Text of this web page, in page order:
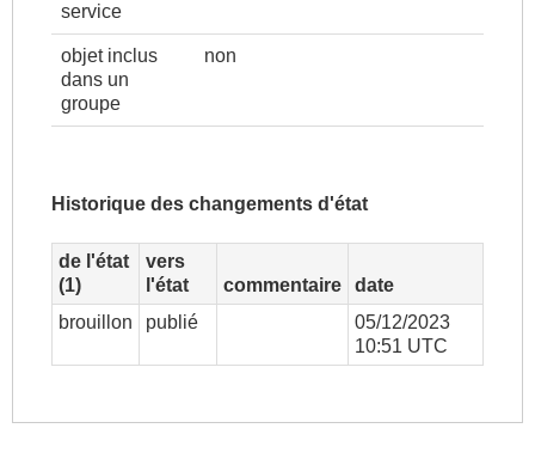
service
objet inclus
dans un
groupe
non
Historique des changements d'état
de l'état
(1)
vers
l'état
commentaire
date
brouillon
publié
05/12/2023
10:51 UTC